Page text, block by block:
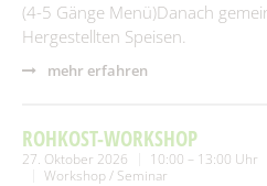
(4-5 Gänge Menü)Danach
Hergestellten Speisen.
mehr erfahren
ROHKOST-WORKSHOP
27. Oktober 2026 10:00 – 13:00 Uhr
Workshop / Seminar